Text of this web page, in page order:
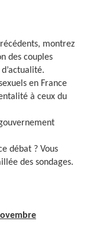
montrez
des couples
en France
à ceux du
débat ? Vous
des sondages.